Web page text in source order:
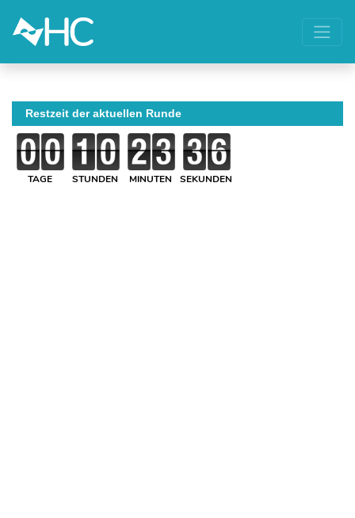
Restzeit der aktuellen Runde
TAGE STUNDEN MINUTEN SEKUNDEN